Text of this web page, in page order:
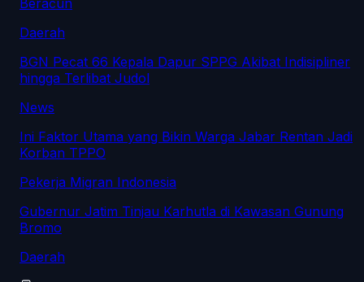
Beracun
Daerah
BGN Pecat 66 Kepala Dapur SPPG Akibat Indisipliner
hingga Terlibat Judol
News
Ini Faktor Utama yang Bikin Warga Jabar Rentan Jadi
Korban TPPO
Pekerja Migran Indonesia
Gubernur Jatim Tinjau Karhutla di Kawasan Gunung
Bromo
Daerah